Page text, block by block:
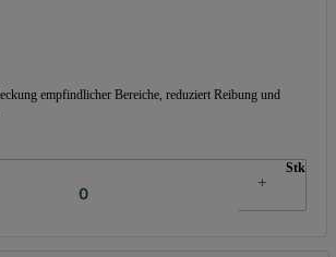
empfindlicher Bereiche, reduziert Reibung und
Stk